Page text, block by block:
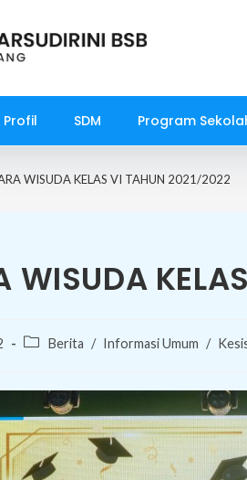
Profil SDM Program
WISUDA KELAS VI TAHUN 2021/2022
WISUDA
PostBerita / Informasi Umum /